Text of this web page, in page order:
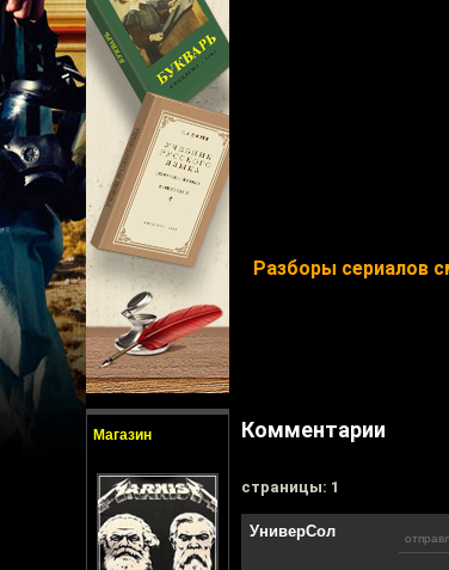
Магазин
Разборы сериалов
Комментарии
cтраницы: 1
УниверСол